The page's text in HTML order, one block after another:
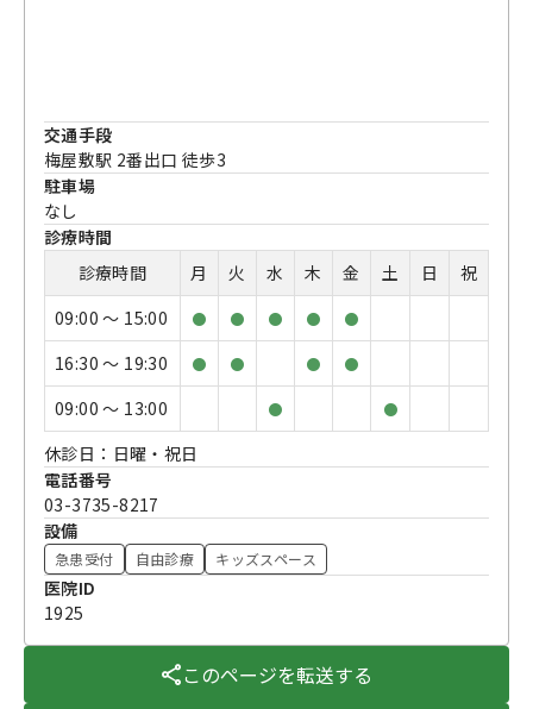
交通手段
梅屋敷駅 2番出口 徒歩3
駐車場
なし
診療時間
診療時間
月 火 水 木 金 土 日
祝
09:00 〜 15:00
● ● ● ● ●
16:30 〜 19:30 ● ● ● ●
09:00 〜 13:00 ● ●
休診日：日曜・祝日
電話番号
03-3735-8217
設備
急患受付 自由診療 キッズスペース
医院ID
1925
このページを転送する